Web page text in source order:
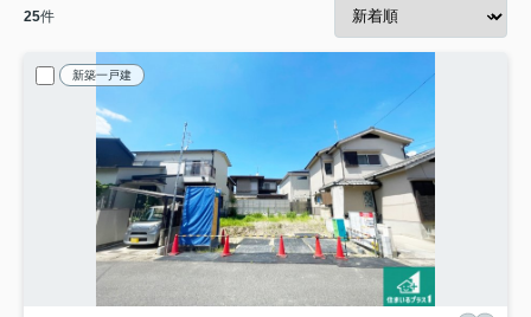
25件
新築一戸建